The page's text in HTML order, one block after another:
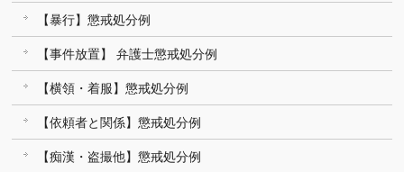
【暴行】懲戒処分例
【事件放置】 弁護士懲戒処分例
【横領・着服】懲戒処分例
【依頼者と関係】懲戒処分例
【痴漢・盗撮他】懲戒処分例